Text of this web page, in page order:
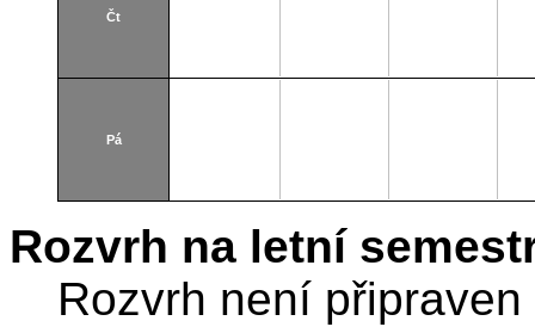
Čt
Pá
Rozvrh na letní
Rozvrh není připraven